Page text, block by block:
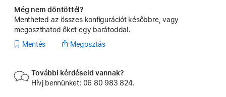
Még nem döntöttél?
Mentheted az összes konfigurációt későbbre, vagy
megoszthatod őket egy barátoddal.
Mentés
Megosztás
További kérdéseid vannak?
Hívj bennünket: 06 80 983 824.